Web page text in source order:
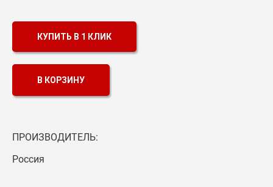
КУПИТЬ В 1 КЛИК
В КОРЗИНУ
ПРОИЗВОДИТЕЛЬ:
Россия